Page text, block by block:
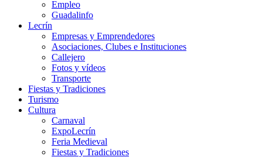
Empleo
Guadalinfo
Lecrín
Empresas y Emprendedores
Asociaciones, Clubes e Instituciones
Callejero
Fotos y vídeos
Transporte
Fiestas y Tradiciones
Turismo
Cultura
Carnaval
ExpoLecrín
Feria Medieval
Fiestas y Tradiciones